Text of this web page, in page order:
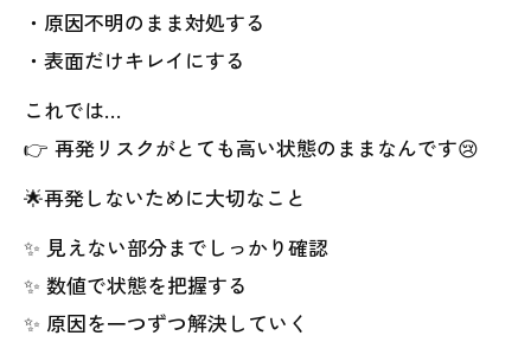
・原因不明のまま対処する
・表面だけキレイにする
これでは…
👉 再発リスクがとても高い状態のままなんです😢
🌟再発しないために大切なこと
✨ 見えない部分までしっかり確認
✨ 数値で状態を把握する
✨ 原因を一つずつ解決していく